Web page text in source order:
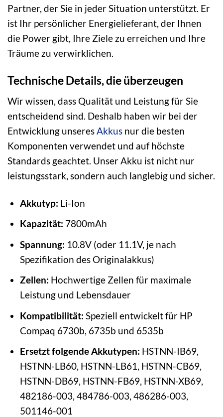
Partner, der Sie in jeder Situation unterstützt. Er
ist Ihr persönlicher Energielieferant, der Ihnen
die Power gibt, Ihre Ziele zu erreichen und Ihre
Träume zu verwirklichen.
Technische Details, die überzeugen
Wir wissen, dass Qualität und Leistung für Sie
entscheidend sind. Deshalb haben wir bei der
Entwicklung unseresAkkus nur die besten
Komponenten verwendet und auf höchste
Standards geachtet. Unser Akku ist nicht nur
leistungsstark, sondern auch langlebig und sicher.
Akkutyp: Li-Ion
Kapazität: 7800mAh
Spannung: 10.8V (oder 11.1V, je nach
Spezifikation des Originalakkus)
Zellen: Hochwertige Zellen für maximale
Leistung und Lebensdauer
Kompatibilität: Speziell entwickelt für HP
Compaq 6730b, 6735b und 6535b
Ersetzt folgende Akkutypen: HSTNN-IB69,
HSTNN-LB60, HSTNN-LB61, HSTNN-CB69,
HSTNN-DB69, HSTNN-FB69, HSTNN-XB69,
482186-003, 484786-003, 486286-003,
501146-001